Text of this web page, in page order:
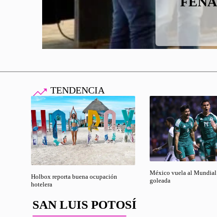
TENDENCIA
Holbox reporta buena ocupación
hotelera
México vuela al Mundial
goleada
SAN LUIS POTOSÍ